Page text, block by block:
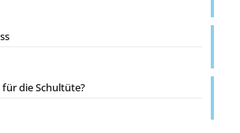
für die Schultüte?